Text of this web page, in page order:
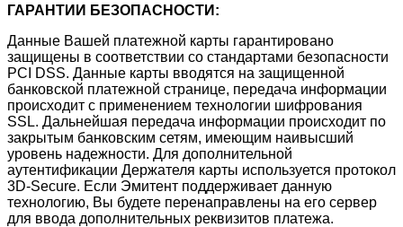
ГАРАНТИИ БЕЗОПАСНОСТИ:
Данные Вашей платежной карты гарантировано
защищены в соответствии со стандартами безопасности
PCI DSS. Данные карты вводятся на защищенной
банковской платежной странице, передача информации
происходит с применением технологии шифрования
SSL. Дальнейшая передача информации происходит по
закрытым банковским сетям, имеющим наивысший
уровень надежности. Для дополнительной
аутентификации Держателя карты используется протокол
3D-Secure. Если Эмитент поддерживает данную
технологию, Вы будете перенаправлены на его сервер
для ввода дополнительных реквизитов платежа.